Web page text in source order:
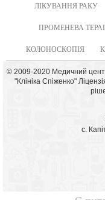
ЛІКУВАННЯ РАКУ
ПРОМЕНЕВА
КОЛОНОСКОПІЯ
© 2009-2020 Медичний
"Клініка Спіженко"
с.